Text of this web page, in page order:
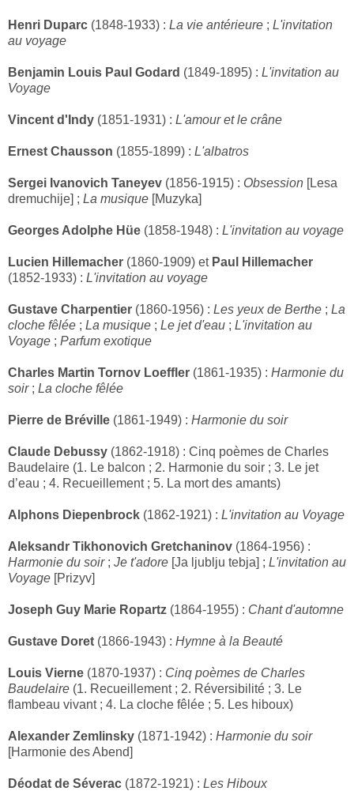
Henri Duparc (1848-1933) : La vie antérieure ; L'invitation
au voyage
Benjamin Louis Paul Godard (1849-1895) : L'invitation au
Voyage
Vincent d'Indy (1851-1931) : L'amour et le crâne
Ernest Chausson (1855-1899) : L'albatros
Sergei Ivanovich Taneyev (1856-1915) : Obsession [Lesa
dremuchije] ; La musique [Muzyka]
Georges Adolphe Hüe (1858-1948) : L'invitation au voyage
Lucien Hillemacher (1860-1909) et Paul Hillemacher
(1852-1933) : L'invitation au voyage
Gustave Charpentier (1860-1956) : Les yeux de Berthe ; La
cloche fêlée ; La musique ; Le jet d'eau ; L'invitation au
Voyage ; Parfum exotique
Charles Martin Tornov Loeffler (1861-1935) : Harmonie du
soir ; La cloche fêlée
Pierre de Bréville (1861-1949) : Harmonie du soir
Claude Debussy (1862-1918) : Cinq poèmes de Charles
Baudelaire (1. Le balcon ; 2. Harmonie du soir ; 3. Le jet
d’eau ; 4. Recueillement ; 5. La mort des amants)
Alphons Diepenbrock (1862-1921) : L'invitation au Voyage
Aleksandr Tikhonovich Gretchaninov (1864-1956) :
Harmonie du soir; Je t'adore [Ja ljublju tebja] ; L'invitation au
Voyage [Prizyv]
Joseph Guy Marie Ropartz (1864-1955) : Chant d'automne
Gustave Doret (1866-1943) : Hymne à la Beauté
Louis Vierne (1870-1937) : Cinq poèmes de Charles
Baudelaire (1. Recueillement ; 2. Réversibilité ; 3. Le
flambeau vivant ; 4. La cloche fêlée ; 5. Les hiboux)
Alexander Zemlinsky (1871-1942) : Harmonie du soir
[Harmonie des Abend]
Déodat de Séverac (1872-1921) : Les Hiboux